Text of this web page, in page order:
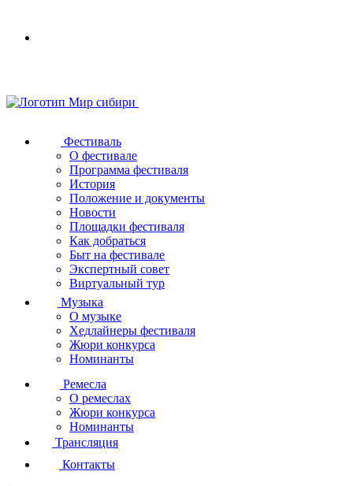
browser
Фестиваль
О фестивале
Программа фестиваля
История
Положение и документы
Новости
Площадки фестиваля
Как добраться
Быт на фестивале
Экспертный совет
Виртуальный тур
Музыка
О музыке
Хедлайнеры фестиваля
Жюри конкурса
Номинанты
Ремесла
О ремеслах
Жюри конкурса
Номинанты
Трансляция
Контакты